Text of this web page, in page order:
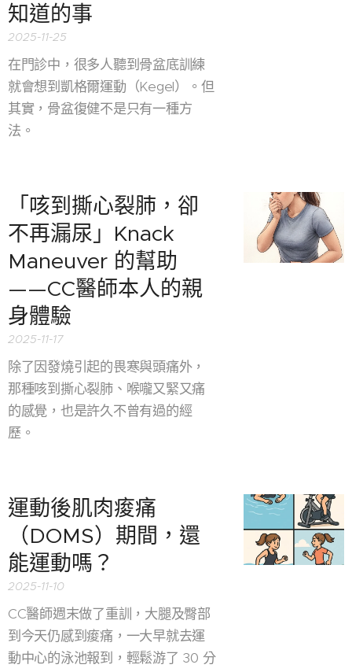
知道的事
2025-11-25
在門診中，很多人聽到骨盆底訓練
就會想到凱格爾運動（Kegel）。但
其實，骨盆復健不是只有一種方
法。
「咳到撕心裂肺，卻
不再漏尿」Knack
Maneuver 的幫助
——CC醫師本人的親
身體驗
2025-11-17
除了因發燒引起的畏寒與頭痛外，
那種咳到撕心裂肺、喉嚨又緊又痛
的感覺，也是許久不曾有過的經
歷。
運動後肌肉痠痛
（DOMS）期間，還
能運動嗎？
2025-11-10
CC醫師週末做了重訓，大腿及臀部
到今天仍感到痠痛，一大早就去運
動中心的泳池報到，輕鬆游了 30 分